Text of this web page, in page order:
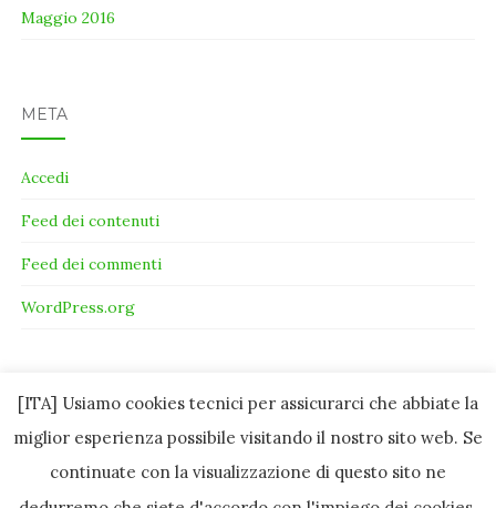
Maggio 2016
META
Accedi
Feed dei contenuti
Feed dei commenti
WordPress.org
[ITA] Usiamo cookies tecnici per assicurarci che abbiate la
miglior esperienza possibile visitando il nostro sito web. Se
continuate con la visualizzazione di questo sito ne